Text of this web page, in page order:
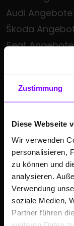
Zustimmung
Diese Webseite
Wir verwenden
personalisieren,
zu können und
analysieren.
Verwendung
soziale Medien,
Partner führen
Audi Angebote
Škoda
Seat Angebote
Hülpert kauft
E-Mobilität
Saisonale
Kleinwagen
SUV